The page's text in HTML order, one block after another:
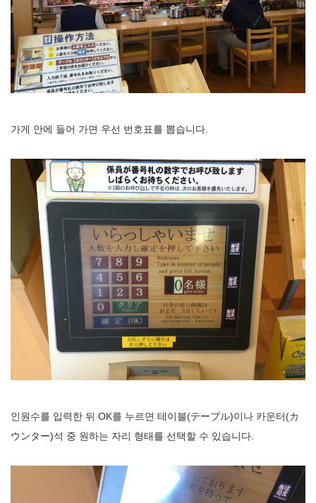
가게 안에 들어 가면 우선 번호표를 뽑습니다.
인원수를 입력한 뒤 OK를 누르면 테이블(テーブル)이나 카운터(カ
ウンター)석 중 원하는 자리 형태를 선택할 수 있습니다.